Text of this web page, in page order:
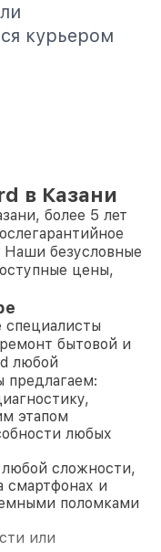
курьером
в Казани
более 5 лет
Наши безусловные
цены,
бытовой и
любой
этапом
любых
сложности,
смартфонах и
поломками
или